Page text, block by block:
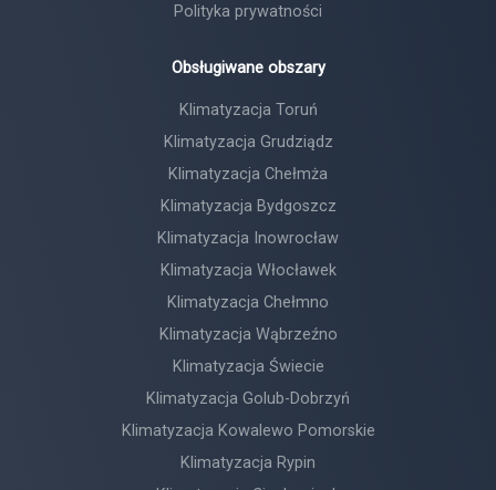
Polityka prywatności
Obsługiwane obszary
Klimatyzacja Toruń
Klimatyzacja Grudziądz
Klimatyzacja Chełmża
Klimatyzacja Bydgoszcz
Klimatyzacja Inowrocław
Klimatyzacja Włocławek
Klimatyzacja Chełmno
Klimatyzacja Wąbrzeźno
Klimatyzacja Świecie
Klimatyzacja Golub-Dobrzyń
Klimatyzacja Kowalewo Pomorskie
Klimatyzacja Rypin